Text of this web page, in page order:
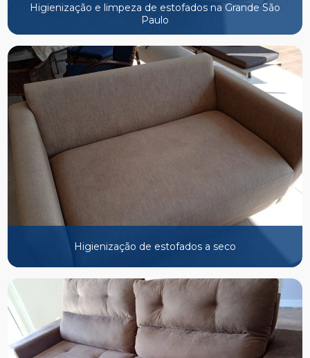
Higienização e limpeza de estofados na Grande São
Paulo
Higienização de estofados a seco